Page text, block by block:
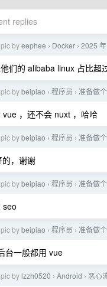
replies
byeephee › Docker › 2025
们的 alibaba linux 占比超
bybeipiao › 程序员 › 准备做
vue ，还不会 nuxt ，哈哈
bybeipiao › 程序员 › 准备做
的，谢谢
bybeipiao › 程序员 › 准备做
seo
bybeipiao › 程序员 › 准备做
台一般都用 vue
by lzzh0520 › Android › 恶心